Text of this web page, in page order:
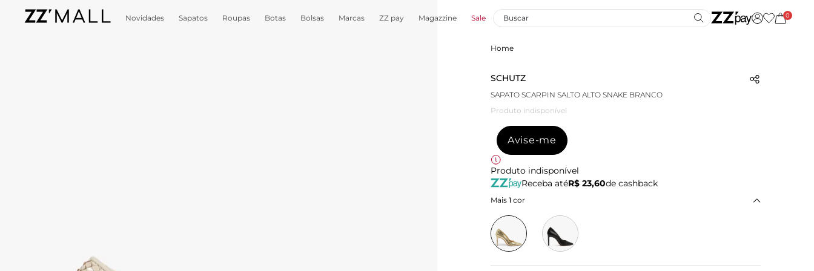
Novidades Sapatos Roupas Botas Bolsas Marcas ZZ pay Magazzine Sale 0
Home
SCHUTZ
SAPATO SCARPIN SALTO ALTO SNAKE BRANCO
Produto indisponível
Avise-me
Produto indisponível
Receba atéR$ 23,60de cashback
Mais 1 cor